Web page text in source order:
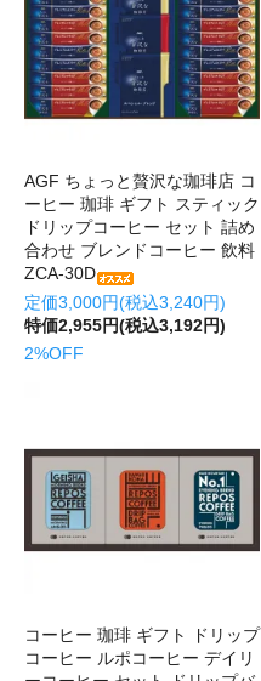
AGF ちょっと贅沢な珈琲店 コ
ーヒー 珈琲 ギフト スティック
ドリップコーヒー セット 詰め
合わせ ブレンドコーヒー 飲料
ZCA-30D
定価3,000円(税込3,240円)
特価2,955円(税込3,192円)
2%OFF
コーヒー 珈琲 ギフト ドリップ
コーヒー ルポコーヒー デイリ